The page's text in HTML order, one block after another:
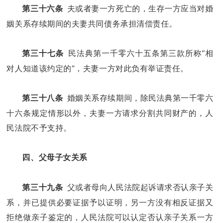
第三十六条 夫或者妻一方死亡的，生存一方应当对婚
姻关系存续期间的夫妻共同债务承担清偿责任。
第三十七条
民法典第一千零六十五条第三款所称“相
对人知道该约定的”，夫妻一方对此负有举证责任。
第三十八条 婚姻关系存续期间，除民法典第一千零六
十六条规定情形以外，夫妻一方请求分割共同财产的，人
民法院不予支持。
四、父母子女关系
第三十九条 父或者母向人民法院起诉请求否认亲子关
系，并已提供必要证据予以证明，另一方没有相反证据又
拒绝做亲子鉴定的，人民法院可以认定否认亲子关系一方